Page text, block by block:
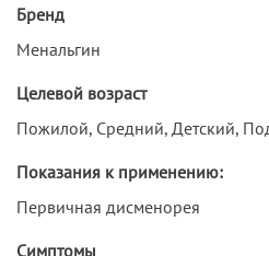
Бренд
Менальгин
Целевой возраст
Пожилой, Средний, Детский,
Показания к применению:
Первичная дисменорея
Симптомы